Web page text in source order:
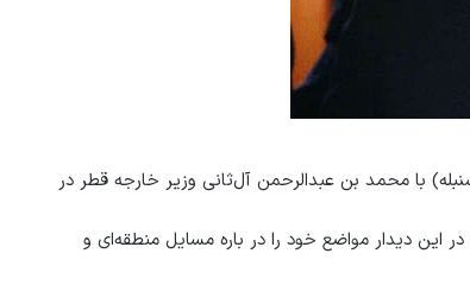
از تاس، سرگئی لاوروف وزیر امور خارجه روسیه قرار است امروز شنبه(۲۰ سنبله) با محمد بن عبدالرحمن آل‌ثانی وزیر خارجه قطر در
این دیدار مواضع خود را در باره مسایل منطقه‌ای و